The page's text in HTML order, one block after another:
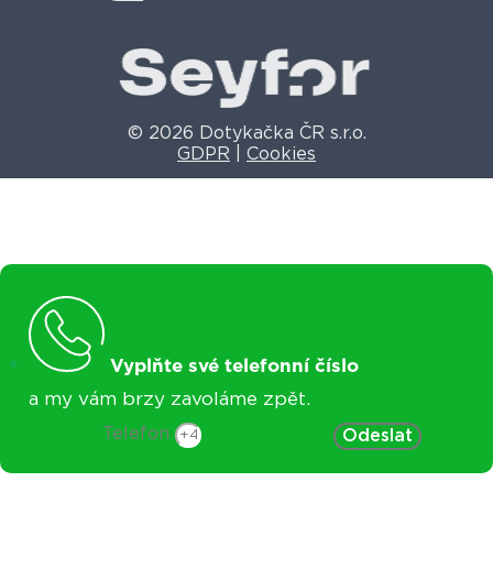
© 2026 Dotykačka ČR s.r.o.
GDPR
Cookies
Vyplňte své telefonní číslo
a my vám brzy zavoláme zpět.
Telefon Odeslat